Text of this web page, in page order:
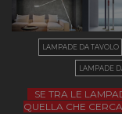
LAMPADE DA TAVOLO
LAMPADE
SE TRA LE
QUELLA CHE